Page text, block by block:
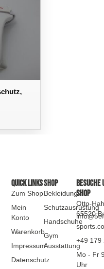
SHOP
Bekleidung
Schutzausrüstung
Handschuhe
Gym
Ausstattung
Quick Links
Zum Shop
Mein
Konto
Warenkorb
Impressum
Datenschutz
Besuche
Shop
Otto-
65520
+49 179
Mo - Fr
Uhr